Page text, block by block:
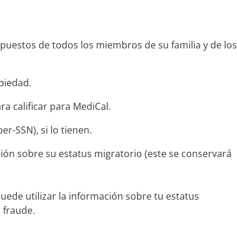
de todos los miembros de su familia y de los
calificar para MediCal.
SSN), si lo tienen.
sobre su estatus migratorio (este se conservará
utilizar la información sobre tu estatus
fraude.